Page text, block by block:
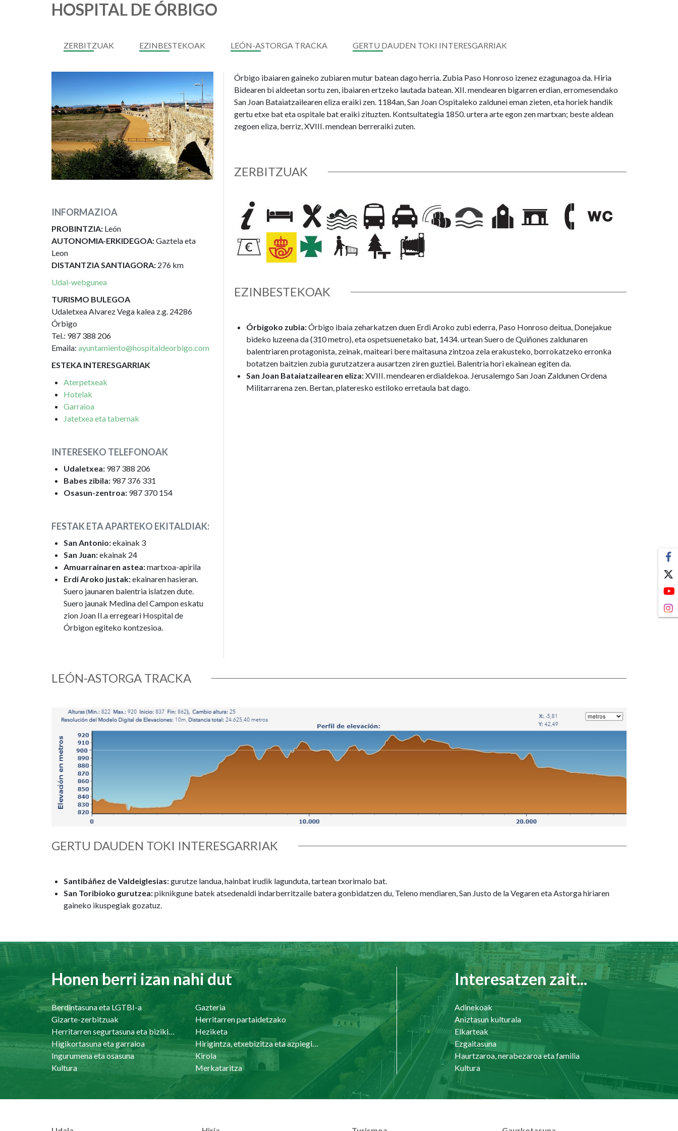
HOSPITAL DE ÓRBIGO
ZERBITZUAK EZINBESTEKOAK LEÓN-ASTORGA TRACKA GERTU DAUDEN TOKI INTERESGARRIAK
INFORMAZIOA
PROBINTZIA: León
AUTONOMIA-ERKIDEGOA:Gaztela eta
Leon
DISTANTZIA SANTIAGORA: 276 km
Udal-webgunea
TURISMO BULEGOA
Udaletxea Alvarez Vega kalea z.g. 24286
Órbigo
Tel.: 987 388 206
Emaila: ayuntamiento@hospitaldeorbigo.com
ESTEKA INTERESGARRIAK
Aterpetxeak
Hotelak
Garraioa
Jatetxea eta tabernak
INTERESEKO TELEFONOAK
Udaletxea: 987 388 206
Babes zibila: 987 376 331
Osasun-zentroa: 987 370 154
FESTAK ETA APARTEKO EKITALDIAK:
San Antonio:ekainak 3
San Juan:ekainak 24
Amuarrainaren astea:martxoa-apirila
Erdi Aroko justak:ekainaren hasieran.
Suero jaunaren balentria islatzen dute.
Suero jaunak Medina del Campon eskatu
zion Joan II.a erregeari Hospital de
Órbigon egiteko kontzesioa.
Órbigo ibaiaren gaineko zubiaren mutur batean dago herria. Zubia Paso Honroso izenez ezagunagoa da. Hiria
Bidearen bi aldeetan sortu zen, ibaiaren ertzeko lautada batean. XII. mendearen bigarren erdian, erromesendako
San Joan Bataiatzailearen eliza eraiki zen. 1184an, San Joan Ospitaleko zaldunei eman zieten, eta horiek handik
gertu etxe bat eta ospitale bat eraiki zituzten. Kontsultategia 1850. urtera arte egon zen martxan; beste aldean
zegoen eliza, berriz, XVIII. mendean berreraiki zuten.
ZERBITZUAK
EZINBESTEKOAK
Órbigoko zubia:Órbigo ibaia zeharkatzen duen Erdi Aroko zubi ederra, Paso Honroso deitua, Donejakue
bideko luzeena da (310 metro), eta ospetsuenetako bat, 1434. urtean Suero de Quiñones zaldunaren
balentriaren protagonista, zeinak, maiteari bere maitasuna zintzoa zela erakusteko, borrokatzeko erronka
botatzen baitzien zubia gurutzatzera ausartzen ziren guztiei. Balentria hori ekainean egiten da.
San Joan Bataiatzailearen eliza:XVIII. mendearen erdialdekoa. Jerusalemgo San Joan Zaldunen Ordena
Militarrarena zen. Bertan, plateresko estiloko erretaula bat dago.
LEÓN-ASTORGA TRACKA
GERTU DAUDEN TOKI INTERESGARRIAK
Santibáñez de Valdeiglesias:gurutze landua, hainbat irudik lagunduta, tartean txorimalo bat.
San Toribioko gurutzea:piknikgune batek atsedenaldi indarberritzaile batera gonbidatzen du, Teleno mendiaren, San Justo de la Vegaren eta Astorga hiriaren
gaineko ikuspegiak gozatuz.
Honen berri izan nahi dut
Berdintasuna eta LGTBI-a
Gazteria
Gizarte-zerbitzuak
Herritarren partaidetzako
Herritarren segurtasuna eta bizikidetasuna
Heziketa
Higikortasuna eta garraioa
Hirigintza, etxebizitza eta azpiegiturak
Ingurumena eta osasuna
Kirola
Kultura
Merkataritza
Interesatzen zait...
Adinekoak
Aniztasun kulturala
Elkarteak
Ezgaitasuna
Haurtzaroa, nerabezaroa eta familia
Kultura